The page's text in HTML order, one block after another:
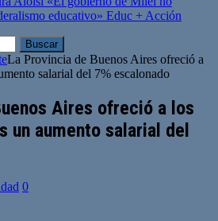
educativo» Educ + Acción
La Provincia de Buenos Aires ofreció a
salarial del 7% escalonado
Aires ofreció a los
un aumento salarial del
0